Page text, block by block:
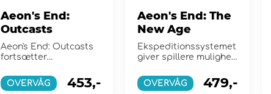
Aeon's End:
Outcasts
Aeon's End: Outcasts
fortsætter
der blev introduceret i
Aeon'...
OVERVÅG 453,-
Aeon's End: The
New Age
Ekspeditionssystemet
giver spillere mulighed
indhold, de ejer, i...
OVERVÅG 479,-